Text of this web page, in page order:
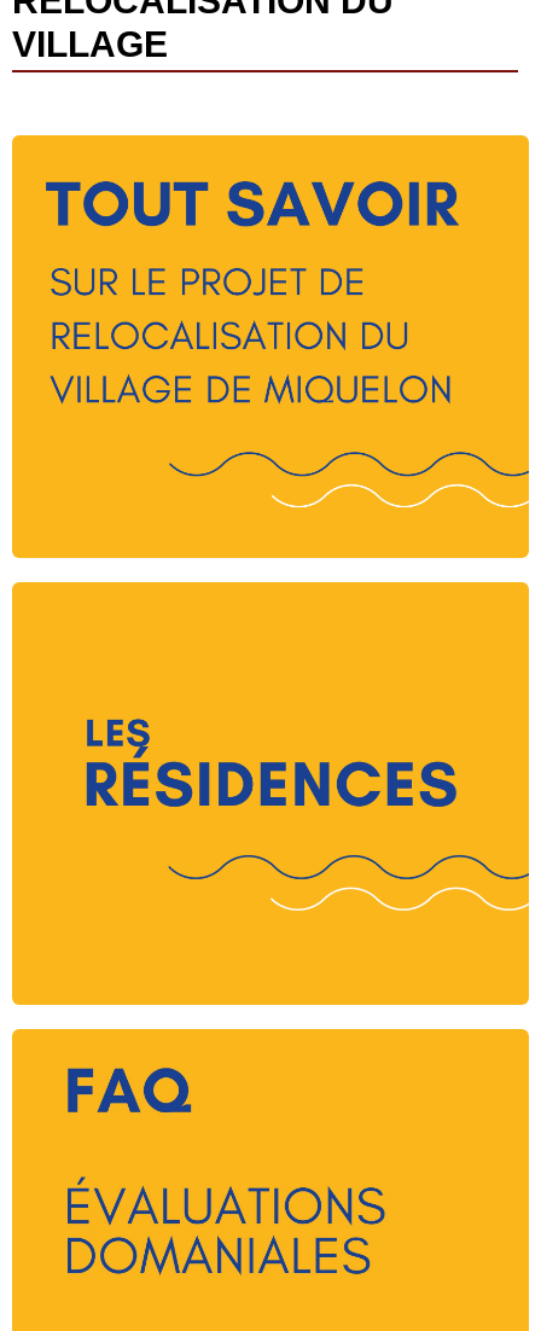
VILLAGE